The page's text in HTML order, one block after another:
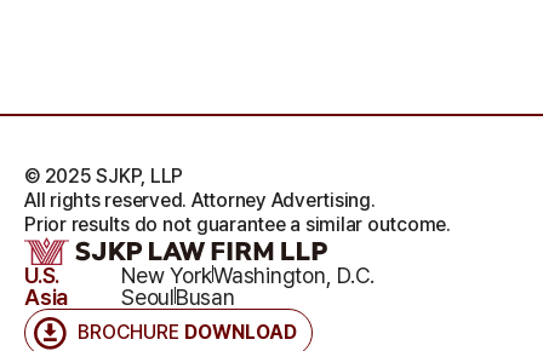
BROCHURE DOWNLOAD
U.S. New YorkWashington, D.C.
Asia
SeoulBusan
© 2025 SJKP, LLP
All rights reserved. Attorney Advertising.
Prior results do not guarantee a similar outcome.